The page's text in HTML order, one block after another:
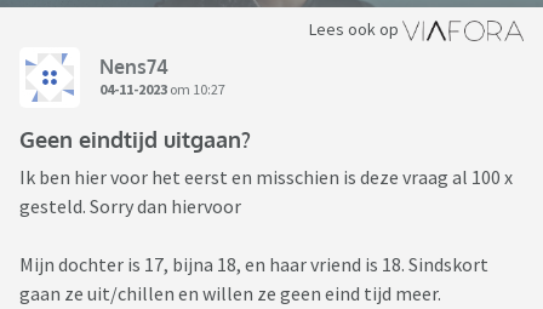
Lees ook op
Nens74
04-11-2023 om 10:27
Geen eindtijd uitgaan?
Ik ben hier voor het eerst en misschien is deze vraag al 100 x
gesteld. Sorry dan hiervoor
Mijn dochter is 17, bijna 18, en haar vriend is 18. Sindskort
gaan ze uit/chillen en willen ze geen eind tijd meer.